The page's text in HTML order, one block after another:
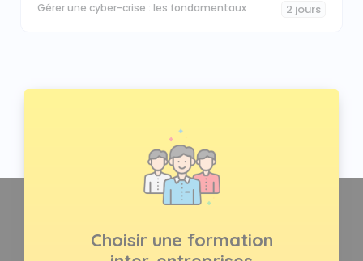
Gérer une cyber-crise : les fondamentaux 2 jours
Choisir une formation